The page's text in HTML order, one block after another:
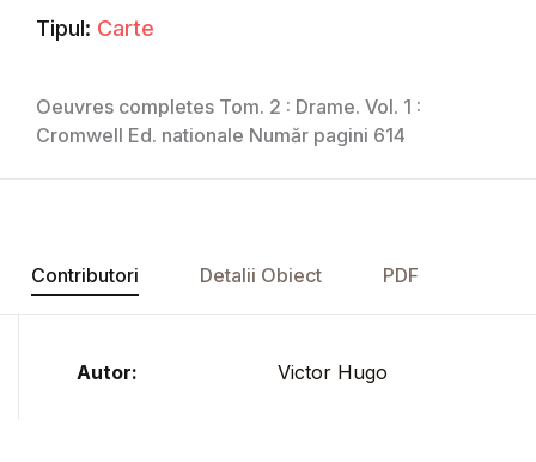
Tipul: Carte
Oeuvres completes Tom. 2 : Drame. Vol. 1 :
Cromwell Ed. nationale Număr pagini 614
Contributori Detalii Obiect PDF
Autor: Victor Hugo